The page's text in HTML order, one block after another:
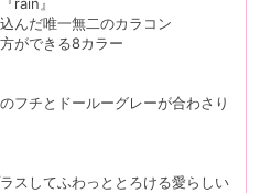
んだ唯一無二のカラコン
ができる8カラー
フチとドールーグレーが合わさり
スしてふわっととろける愛らしい